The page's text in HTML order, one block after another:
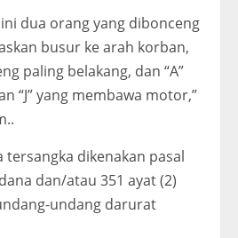
dua orang yang dibonceng
busur ke arah korban,
paling belakang, dan “A”
“J” yang membawa motor,”
dikenakan pasal
dan/atau 351 ayat (2)
undang darurat